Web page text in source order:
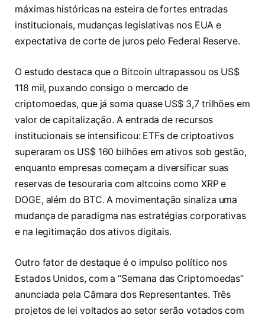
máximas históricas na esteira de fortes entradas
institucionais, mudanças legislativas nos EUA e
expectativa de corte de juros pelo Federal Reserve.
O estudo destaca que o Bitcoin ultrapassou os US$
118 mil, puxando consigo o mercado de
criptomoedas, que já soma quase US$ 3,7 trilhões em
valor de capitalização. A entrada de recursos
institucionais se intensificou: ETFs de criptoativos
superaram os US$ 160 bilhões em ativos sob gestão,
enquanto empresas começam a diversificar suas
reservas de tesouraria com altcoins como XRP e
DOGE, além do BTC. A movimentação sinaliza uma
mudança de paradigma nas estratégias corporativas
e na legitimação dos ativos digitais.
Outro fator de destaque é o impulso político nos
Estados Unidos, com a “Semana das Criptomoedas”
anunciada pela Câmara dos Representantes. Três
projetos de lei voltados ao setor serão votados com